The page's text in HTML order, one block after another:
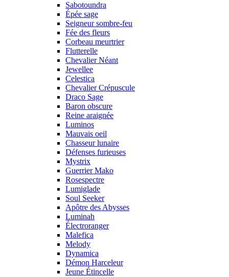
Sabotoundra
Épée sage
Seigneur sombre-feu
Fée des fleurs
Corbeau meurtrier
Flutterelle
Chevalier Néant
Jewellee
Celestica
Chevalier Crépuscule
Draco Sage
Baron obscure
Reine araignée
Luminos
Mauvais oeil
Chasseur lunaire
Défenses furieuses
Mystrix
Guerrier Mako
Rosespectre
Lumiglade
Soul Seeker
Apôtre des Abysses
Luminah
Électroranger
Malefica
Melody
Dynamica
Démon Harceleur
Jeune Étincelle